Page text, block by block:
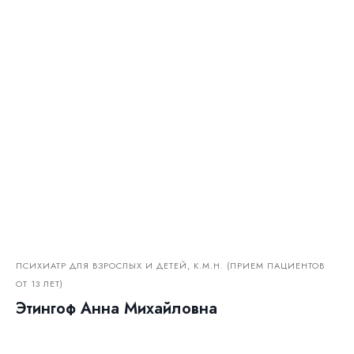
ПСИХИАТР ДЛЯ ВЗРОСЛЫХ И ДЕТЕЙ, К.М.Н. (ПРИЕМ ПАЦИЕНТОВ
ОТ 13 ЛЕТ)
Этингоф Анна Михайловна